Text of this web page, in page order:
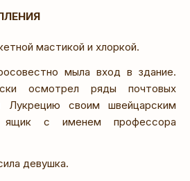
мастикой и хлоркой.
мыла вход в здание.
осмотрел ряды почтовых
Лукрецию своим швейцарским
ящик с именем профессора
девушка.